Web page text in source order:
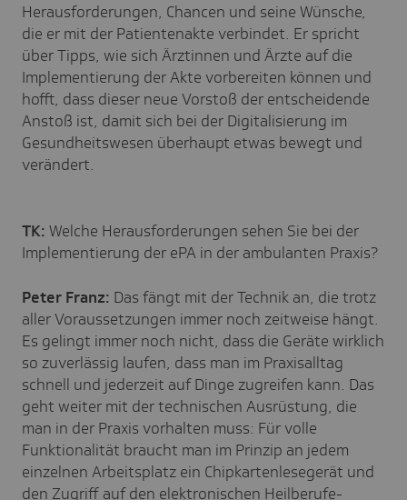
Herausforderungen, Chancen und seine Wünsche,
die er mit der Patientenakte verbindet. Er spricht
über Tipps, wie sich Ärztinnen und Ärzte auf die
Implementierung der Akte vorbereiten können und
hofft, dass dieser neue Vorstoß der entscheidende
Anstoß ist, damit sich bei der Digitalisierung im
Gesundheitswesen überhaupt etwas bewegt und
verändert.
TK: Welche Herausforderungen sehen Sie bei der
Implementierung der ePA in der ambulanten Praxis?
Peter Franz: Das fängt mit der Technik an, die trotz
aller Voraussetzungen immer noch zeitweise hängt.
Es gelingt immer noch nicht, dass die Geräte wirklich
so zuverlässig laufen, dass man im Praxisalltag
schnell und jederzeit auf Dinge zugreifen kann. Das
geht weiter mit der technischen Ausrüstung, die
man in der Praxis vorhalten muss: Für volle
Funktionalität braucht man im Prinzip an jedem
einzelnen Arbeitsplatz ein Chipkartenlesegerät und
den Zugriff auf den elektronischen Heilberufe-